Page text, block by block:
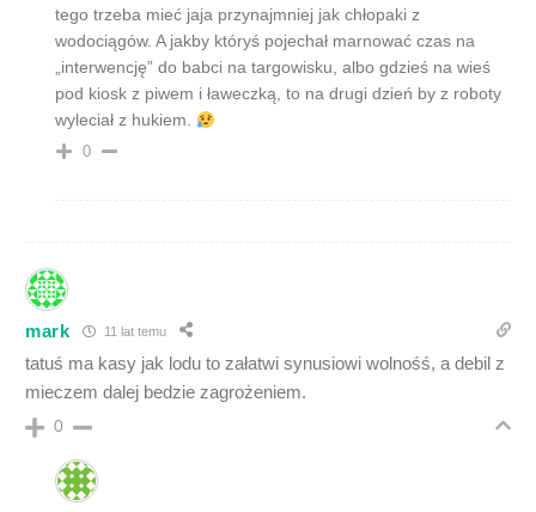
tego trzeba mieć jaja przynajmniej jak chłopaki z
wodociągów. A jakby któryś pojechał marnować czas na
„interwencję” do babci na targowisku, albo gdzieś na wieś
pod kiosk z piwem i ławeczką, to na drugi dzień by z roboty
wyleciał z hukiem.
0
mark 11 lat temu
tatuś ma kasy jak lodu to załatwi synusiowi wolnośś, a debil z
mieczem dalej bedzie zagrożeniem.
0